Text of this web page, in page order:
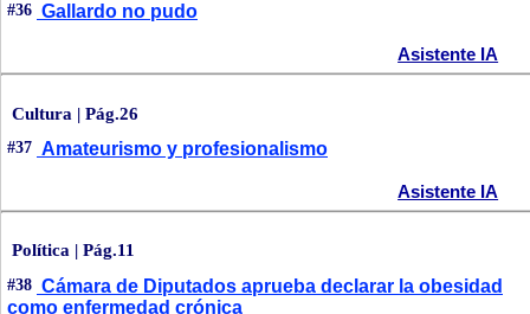
#36 Gallardo no pudo
Asistente IA
Cultura | Pág.26
#37 Amateurismo y profesionalismo
Asistente IA
Política | Pág.11
#38 Cámara de Diputados aprueba declarar la obesidad
como enfermedad crónica